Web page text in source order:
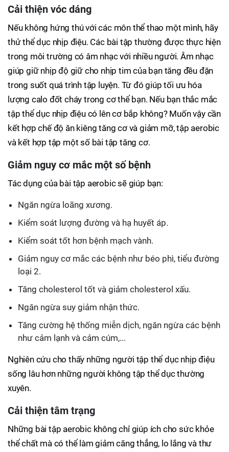
Cải thiện vóc dáng
Nếu không hứng thú với các môn thể thao một mình, hãy
thử thể dục nhịp điệu. Các bài tập thường được thực hiện
trong môi trường có âm nhạc với nhiều người. Âm nhạc
giúp giữ nhịp độ giữ cho nhịp tim của bạn tăng đều đặn
trong suốt quá trình tập luyện. Từ đó giúp tối ưu hóa
lượng calo đốt cháy trong cơ thể bạn. Nếu bạn thắc mắc
tập thể dục nhịp điệu có lên cơ bắp không? Muốn vậy cần
kết hợp chế độ ăn kiêng tăng cơ và giảm mỡ, tập aerobic
và kết hợp tập một số bài tập tăng cơ.
Giảm nguy cơ mắc một số bệnh
Tác dụng của bài tập aerobic sẽ giúp bạn:
Ngăn ngừa loãng xương.
Kiểm soát lượng đường và hạ huyết áp.
Kiểm soát tốt hơn bệnh mạch vành.
Giảm nguy cơ mắc các bệnh như béo phì, tiểu đường
loại 2.
Tăng cholesterol tốt và giảm cholesterol xấu.
Ngăn ngừa suy giảm nhận thức.
Tăng cường hệ thống miễn dịch, ngăn ngừa các bệnh
như cảm lạnh và cảm cúm,...
Nghiên cứu cho thấy những người tập thể dục nhịp điệu
sống lâu hơn những người không tập thể dục thường
xuyên.
Cải thiện tâm trạng
Những bài tập aerobic không chỉ giúp ích cho sức khỏe
thể chất mà có thể làm giảm căng thẳng, lo lắng và thư